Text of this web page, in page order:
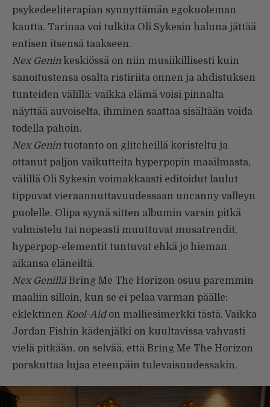
psykedeeliterapian synnyttämän egokuoleman
kautta. Tarinaa voi tulkita Oli Sykesin haluna jättää
entisen itsensä taakseen.
Nex Genin keskiössä on niin musiikillisesti kuin
sanoitustensa osalta ristiriita onnen ja ahdistuksen
tunteiden välillä: vaikka elämä voisi pinnalta
näyttää auvoiselta, ihminen saattaa sisältään voida
todella pahoin.
Nex Genintuotanto on glitcheillä koristeltu ja
ottanut paljon vaikutteita hyperpopin maailmasta,
välillä Oli Sykesin voimakkaasti editoidut laulut
tippuvat vieraannuttavuudessaan uncanny valleyn
puolelle. Olipa syynä sitten albumin varsin pitkä
valmistelu tai nopeasti muuttuvat musatrendit,
hyperpop-elementit tuntuvat ehkä jo hieman
aikansa eläneiltä.
Nex Genillä Bring Me The Horizon osuu paremmin
maaliin silloin, kun se ei pelaa varman päälle:
eklektinen Kool-Aid on malliesimerkki tästä. Vaikka
Jordan Fishin kädenjälki on kuultavissa vahvasti
vielä pitkään, on selvää, että Bring Me The Horizon
porskuttaa lujaa eteenpäin tulevaisuudessakin.